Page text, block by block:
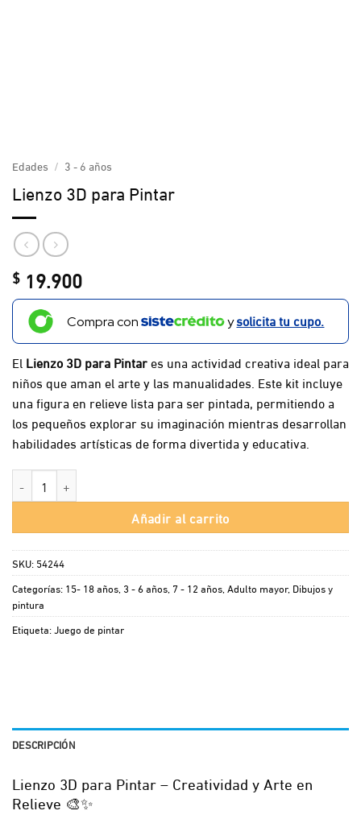
Edades / 3 - 6 años
Lienzo 3D para Pintar
$ 19.900
Compra con ysolicita tu cupo.
El Lienzo 3D para Pintares una actividad creativa ideal para
niños que aman el arte y las manualidades. Este kit incluye
una figura en relieve lista para ser pintada, permitiendo a
los pequeños explorar su imaginación mientras desarrollan
habilidades artísticas de forma divertida y educativa.
Añadir al carrito
SKU: 54244
Categorías: 15- 18 años 3 - 6 años 7 - 12 años Adulto mayor, Dibujos y
pintura
Etiqueta:Juego de pintar
DESCRIPCIÓN
Lienzo 3D para Pintar – Creatividad y Arte en
Relieve 🎨✨